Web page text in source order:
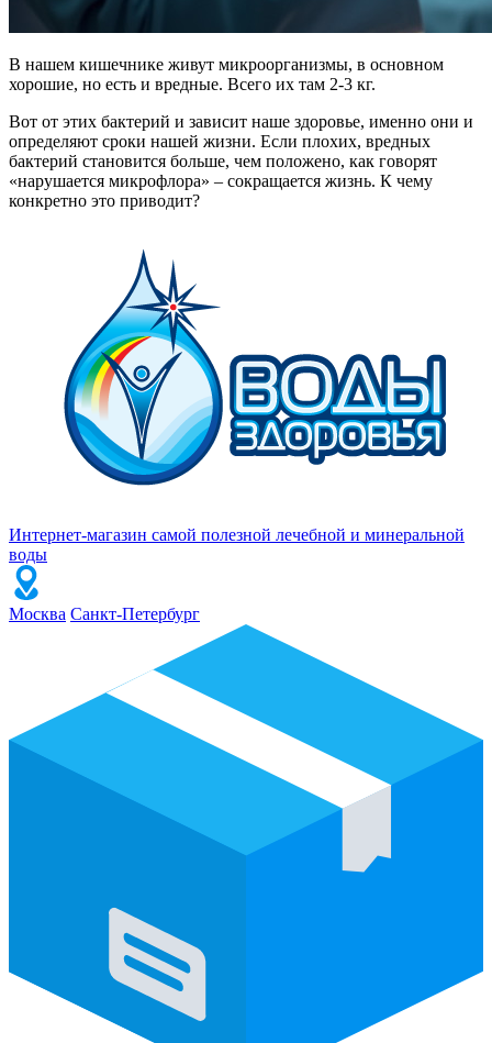
В нашем кишечнике живут микроорганизмы, в основном
хорошие, но есть и вредные. Всего их там 2-3 кг.
Вот от этих бактерий и зависит наше здоровье, именно они и
определяют сроки нашей жизни. Если плохих, вредных
бактерий становится больше, чем положено, как говорят
«нарушается микрофлора» – сокращается жизнь. К чему
конкретно это приводит?
Интернет-магазин самой полезной лечебной и минеральной
воды
Москва Санкт-Петербург